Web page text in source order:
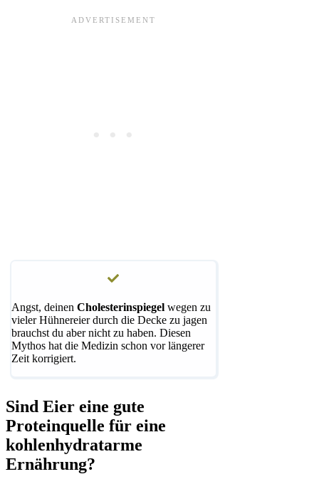
Angst, deinen Cholesterinspiegel wegen zu
vieler Hühnereier durch die Decke zu jagen
brauchst du aber nicht zu haben. Diesen
Mythos hat die Medizin schon vor längerer
Zeit korrigiert.
Sind Eier eine gute
Proteinquelle für eine
kohlenhydratarme
Ernährung?